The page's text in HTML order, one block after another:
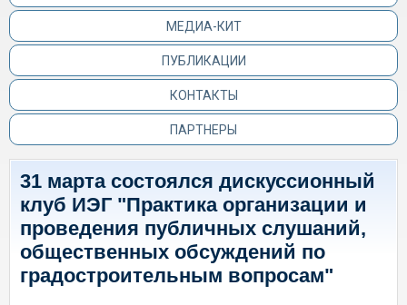
МЕДИА-КИТ
ПУБЛИКАЦИИ
КОНТАКТЫ
ПАРТНЕРЫ
31 марта состоялся дискуссионный
клуб ИЭГ "Практика организации и
проведения публичных слушаний,
общественных обсуждений по
градостроительным вопросам"